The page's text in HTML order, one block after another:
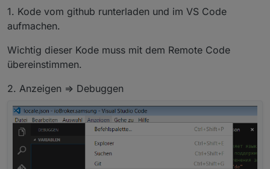
1. Kode vom github runterladen und im VS Code
aufmachen.
Wichtig dieser Kode muss mit dem Remote Code
übereinstimmen.
2. Anzeigen => Debuggen